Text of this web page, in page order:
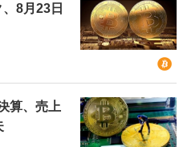
8月23日
算、売上